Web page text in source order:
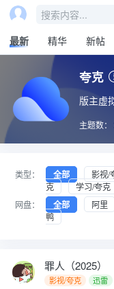
搜索内容...
最新
精华 新帖
夸克
版主虚
主题数：
类型： 全部 影视/
克
学习/夸克
网盘：
全部 阿里
鸭
罪人（2025）
影视/夸克 迅雷